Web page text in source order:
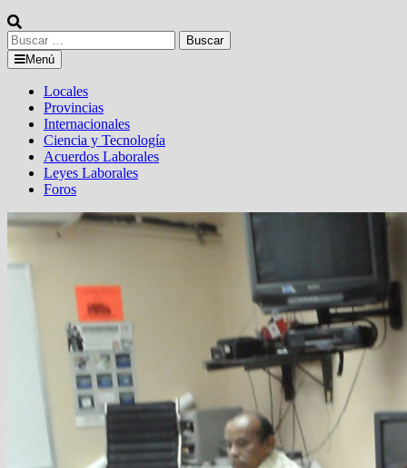
Buscar:
Menú
Locales
Provincias
Internacionales
Ciencia y Tecnología
Acuerdos Laborales
Leyes Laborales
Foros